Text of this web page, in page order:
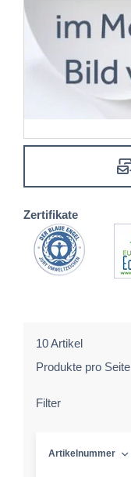
Zertifikate
10 Artikel
Produkte pro Seite
Filter
Artikelnummer